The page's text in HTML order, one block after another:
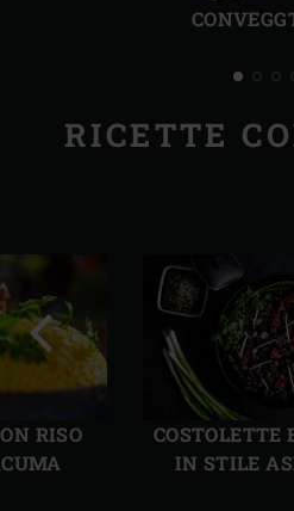
RICETTE
RISO
COSTOLETTE
IN STILE
Precedente